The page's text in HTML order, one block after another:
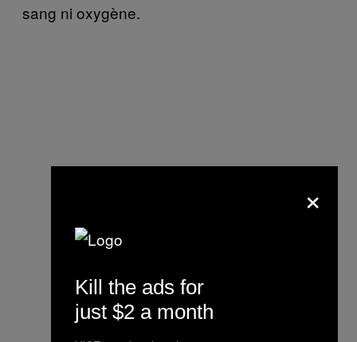
sang ni oxygène.
×
Kill the ads for
just $2 a month